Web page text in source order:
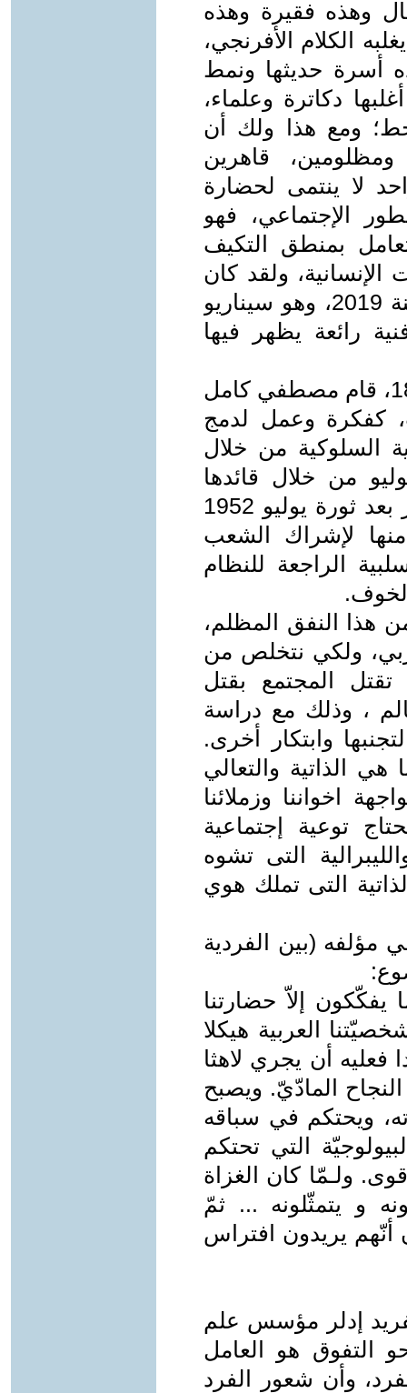
وهذه فقيرة وهذه
الكلام الأفرنجي،
أسرة حديثها ونمط
دكاترة وعلماء،
ومع هذا ولك أن
قاهرين
لا ينتمى لحضارة
الإجتماعي، فهو
بمنطق التكيف
ولقد كان
فيلم Parasite الكوري الذي صدر سنة 2019، وهو سيناريو
رائعة يظهر فيها
بعد الاحتلال الإنجليزي لمصر سنة 1882، قام مصطفي كامل
كفكرة وعمل لدمج
السلوكية من خلال
من خلال قائدها
جمال عبد الناصر بإنشاء هيئة التحرير بعد ثورة يوليو 1952
منها لإشراك الشعب
الراجعة للنظام
هذا النفق المظلم،
ولكي نتخلص من
تقتل المجتمع بقتل
، وذلك مع دراسة
وابتكار أخرى.
الذاتية والتعالي
اخواننا وزملائنا
توعية إجتماعية
التى تشوه
التى تملك هوي
(بين الفردية
إلاّ حضارتنا
العربية هيكلا
فعليه أن يجري لاهثا
المادّيّ. ويصبح
ويحتكم في سباقه
التي تحتكم
ولـمّا كان الغزاة
و يتمثّلونه ... ثمّ
أنّهم يريدون افتراس
إدلر مؤسس علم
التفوق هو العامل
وأن شعور الفرد